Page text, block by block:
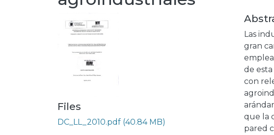
Files
DC_LL_2010.pdf (40.84 MB)
Las
gran
de
con
que la
pared